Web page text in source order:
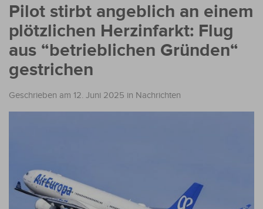
Pilot stirbt angeblich an einem
plötzlichen Herzinfarkt: Flug
aus “betrieblichen Gründen“
gestrichen
Geschrieben am 12. Juni 2025 in Nachrichten